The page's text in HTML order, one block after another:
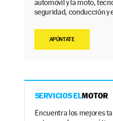
automóvil y la moto,
seguridad, conducción y
APÚNTATE
SERVICIOS ELMOTOR
Encuentra los mejores